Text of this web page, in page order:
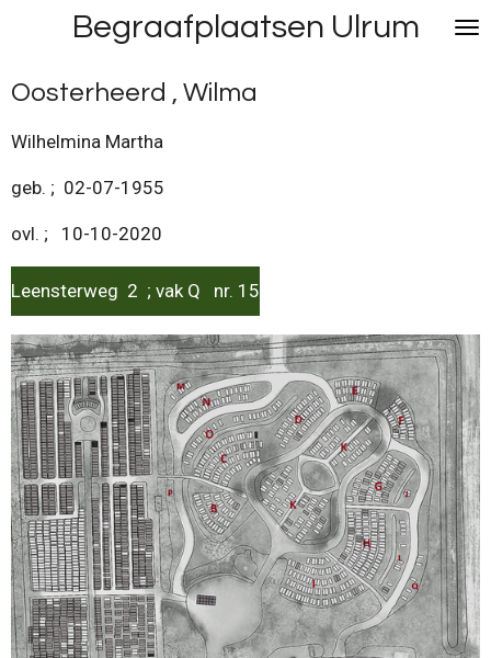
naar
de
hoofdinhoud
Begraafplaatsen Ulrum
Oosterheerd , Wilma
Wilhelmina Martha
geb. ; 02-07-1955
ovl. ; 10-10-2020
Leensterweg 2 ; vak Q nr. 15